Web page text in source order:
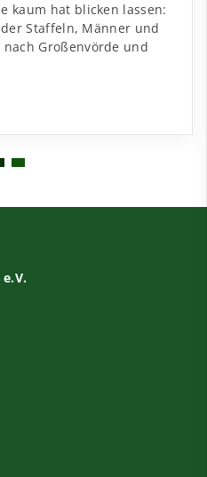
kaum hat blicken lassen:
Staffeln, Männer und
Großenvörde und